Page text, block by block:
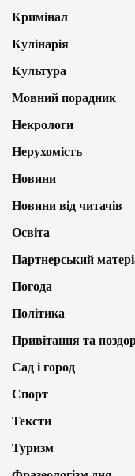
Кримінал
Кулінарія
Культура
Мовний порадник
Некрологи
Нерухомість
Новини
Новини від читачів
Освіта
Партнерський
Погода
Політика
Привітання та
Сад і город
Спорт
Тексти
Туризм